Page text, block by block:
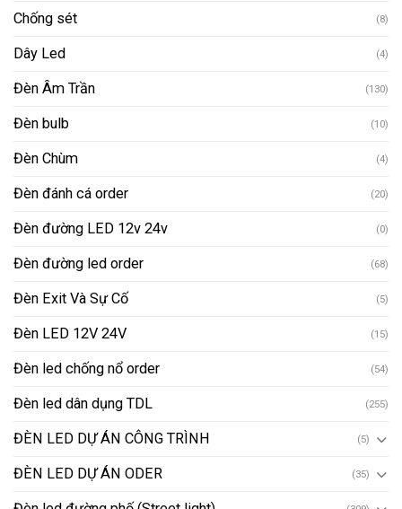
Chống sét (8)
Dây Led (4)
Đèn Âm Trần (130)
Đèn bulb (10)
Đèn Chùm (4)
Đèn đánh cá order (20)
Đèn đường LED 12v 24v (0)
Đèn đường led order (68)
Đèn Exit Và Sự Cố (5)
Đèn LED 12V 24V (15)
Đèn led chống nổ order (54)
Đèn led dân dụng TDL (255)
ĐÈN LED DỰ ÁN CÔNG TRÌNH (5)
ĐÈN LED DỰ ÁN ODER (35)